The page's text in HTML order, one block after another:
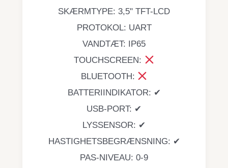
SKÆRMTYPE: 3,5" TFT-LCD
PROTOKOL: UART
VANDTÆT: IP65
TOUCHSCREEN:
BLUETOOTH:
BATTERIINDIKATOR: ✔
USB-PORT: ✔
LYSSENSOR: ✔
HASTIGHETSBEGRÆNSNING: ✔
PAS-NIVEAU: 0-9